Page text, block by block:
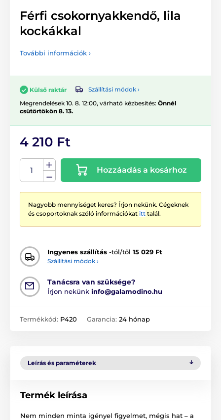
Férfi csokornyakkendő, lila
kockákkal
További információk ›
Külső raktár
Szállítási módok ›
Megrendelések 10. 8. 12:00, várható kézbesítés: Önnél
csütörtökön 8. 13.
4 210 Ft
Hozzáadás a kosárhoz
Nagyobb mennyiséget keres? Írjon nekünk. Cégeknek
és csoportoknak szóló információkat itt talál.
Ingyenes szállítás -tól/től 15 029 Ft
Szállítási módok ›
Tanácsra van szüksége?
Írjon nekünk info@galamodino.hu
Termékkód: P420 Garancia: 24 hónap
Leírás és paraméterek
Termék leírása
Nem minden minta igényel figyelmet, mégis hat – a